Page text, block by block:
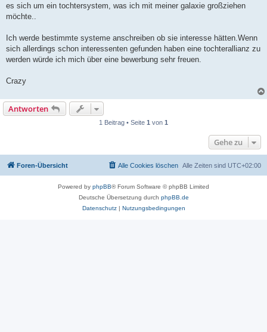
r
a
es sich um ein tochtersystem, was ich mit meiner galaxie großziehen
möchte..
Ich werde bestimmte systeme anschreiben ob sie interesse hätten.Wenn
sich allerdings schon interessenten gefunden haben eine tochterallianz zu
werden würde ich mich über eine bewerbung sehr freuen.
Crazy
Antworten
1 Beitrag • Seite 1 von 1
Gehe zu
Foren-Übersicht Alle Zeiten sind UTC+02:00
Alle Cookies löschen
Powered by phpBB® Forum Software © phpBB Limited
Deutsche Übersetzung durch phpBB.de
Datenschutz| Nutzungsbedingungen